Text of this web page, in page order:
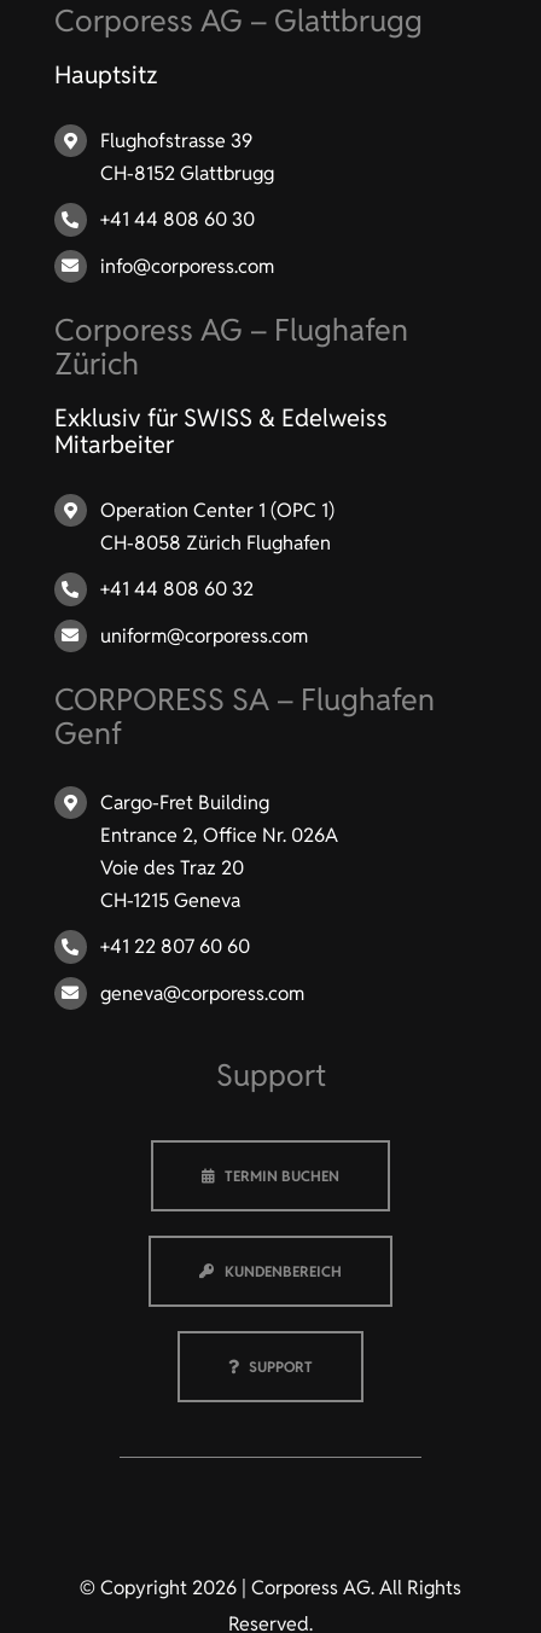
Corporess AG – Glattbrugg
Hauptsitz
Flughofstrasse 39
CH-8152 Glattbrugg
+41 44 808 60 30
info@corporess.com
Corporess AG – Flughafen
Zürich
Exklusiv für SWISS & Edelweiss
Mitarbeiter
Operation Center 1 (OPC 1)
CH-8058 Zürich Flughafen
+41 44 808 60 32
uniform@corporess.com
CORPORESS SA – Flughafen
Genf
Cargo-Fret Building
Entrance 2, Office Nr. 026A
Voie des Traz 20
CH-1215 Geneva
+41 22 807 60 60
geneva@corporess.com
Support
TERMIN BUCHEN
KUNDENBEREICH
SUPPORT
© Copyright 2026 | Corporess AG. All Rights
Reserved.